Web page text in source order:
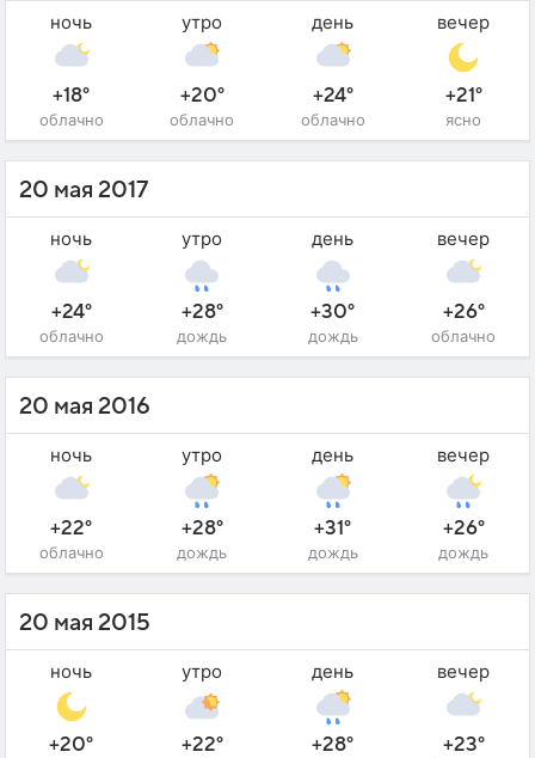
ночь
+18°
облачно
утро
+20°
облачно
день
+24°
облачно
вечер
+21°
ясно
20 мая 2017
ночь
+24°
облачно
утро
+28°
дождь
день
+30°
дождь
вечер
+26°
облачно
20 мая 2016
ночь
+22°
облачно
утро
+28°
дождь
день
+31°
дождь
вечер
+26°
дождь
20 мая 2015
ночь
+20°
утро
+22°
день
+28°
вечер
+23°